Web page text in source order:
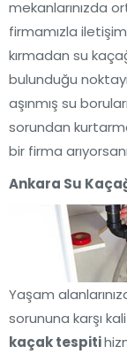
mekanlarınızda
firmamızla
kırmadan su
bulunduğu
aşınmış su
sorundan
bir firma
Ankara Su
Yaşam
sorununa karşı
kaçak tespiti